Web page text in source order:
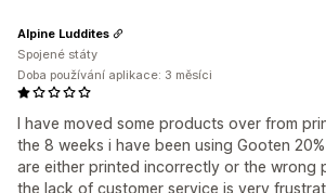
I have moved some products over from
the 8 weeks i have been using Gooten
are either printed incorrectly or the wrong
the lack of customer service is very
Alpine Luddites
Spojené státy
Doba používání aplikace: 3 měsíci